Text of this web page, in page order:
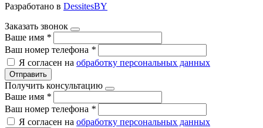
Разработано в DessitesBY
Заказать звонок
Ваше имя *
Ваш номер телефона *
Я согласен на обработку персональных данных
Отправить
Получить консультацию
Ваше имя *
Ваш номер телефона *
Я согласен на обработку персональных данных